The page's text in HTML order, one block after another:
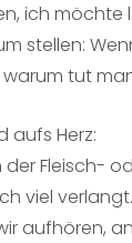
ich
stellen:
tut
aufs Herz:
Fleisch-
viel
aufhören,